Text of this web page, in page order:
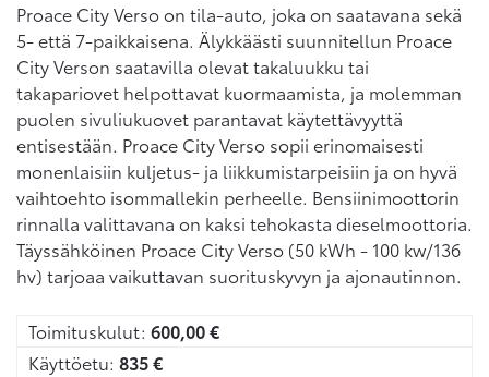
Proace City Verso on tila-auto, joka on saatavana sekä
5- että 7-paikkaisena. Älykkäästi suunnitellun Proace
City Verson saatavilla olevat takaluukku tai
takapariovet helpottavat kuormaamista, ja molemman
puolen sivuliukuovet parantavat käytettävyyttä
entisestään. Proace City Verso sopii erinomaisesti
monenlaisiin kuljetus- ja liikkumistarpeisiin ja on hyvä
vaihtoehto isommallekin perheelle. Bensiinimoottorin
rinnalla valittavana on kaksi tehokasta dieselmoottoria.
Täyssähköinen Proace City Verso (50 kWh - 100 kw/136
hv) tarjoaa vaikuttavan suorituskyvyn ja ajonautinnon.
Toimituskulut: 600,00€
Käyttöetu: 835€